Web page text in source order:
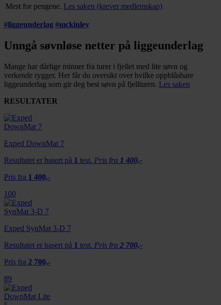
Mest for pengene. Les saken (krever medlemskap)
#liggeunderlag #mckinley
Unngå søvnløse netter på liggeunderlag
Mange har dårlige minner fra turer i fjellet med lite søvn og
verkende rygger. Her får du oversikt over hvilke oppblåsbare
liggeunderlag som gir deg best søvn på fjellturen. Les saken
RESULTATER
Exped DownMat 7
Resultatet er basert på 1 test. Pris fra 1 400,-
Pris fra 1 400,-
100
Exped SynMat 3-D 7
Resultatet er basert på 1 test. Pris fra 2 700,-
Pris fra 2 700,-
89